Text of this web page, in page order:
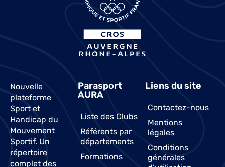
Nouvelle
plateforme
Sport et
Handicap du
Mouvement
Sportif. Un
répertoire
complet des
Parasport
AURA
Liste des Clubs
Référents par
départements
Formations
Liens du site
Contactez-nous
Mentions
légales
Conditions
générales